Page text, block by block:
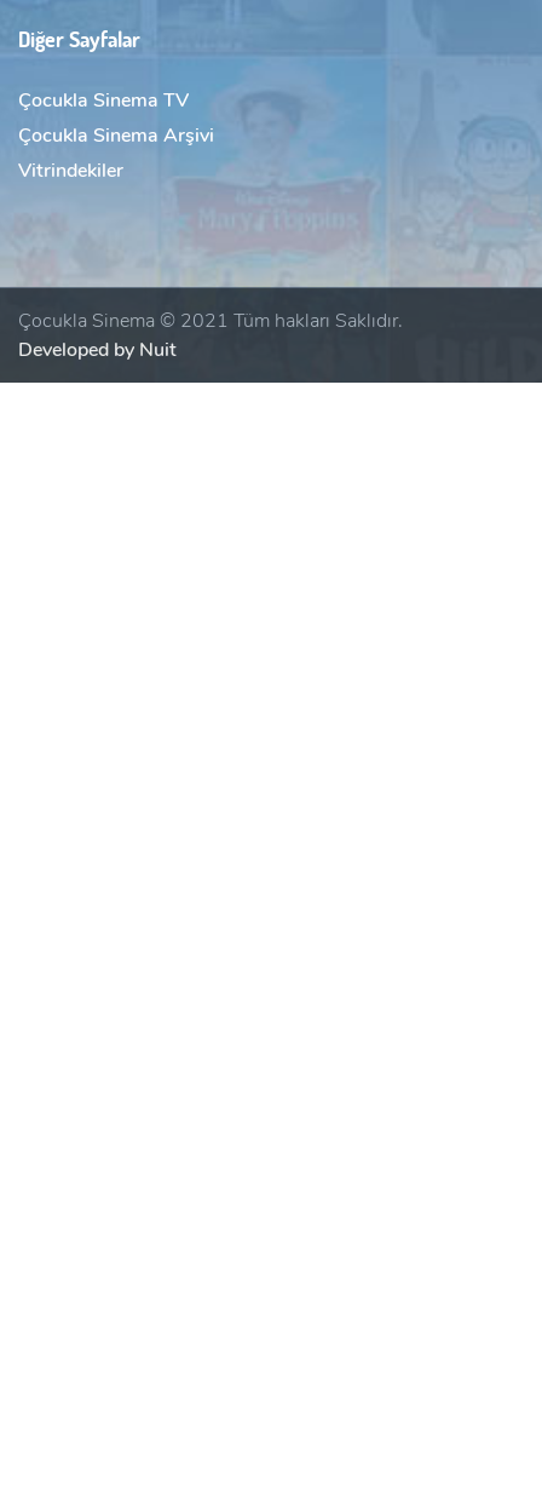
Diğer Sayfalar
Çocukla Sinema TV
Çocukla Sinema Arşivi
Vitrindekiler
Çocukla Sinema © 2021 Tüm hakları Saklıdır.
Developed by Nuit